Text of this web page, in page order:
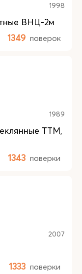
1998
ВНЦ-2м
1349 поверок
1989
ТТМ,
1343 поверки
2007
1333 поверки